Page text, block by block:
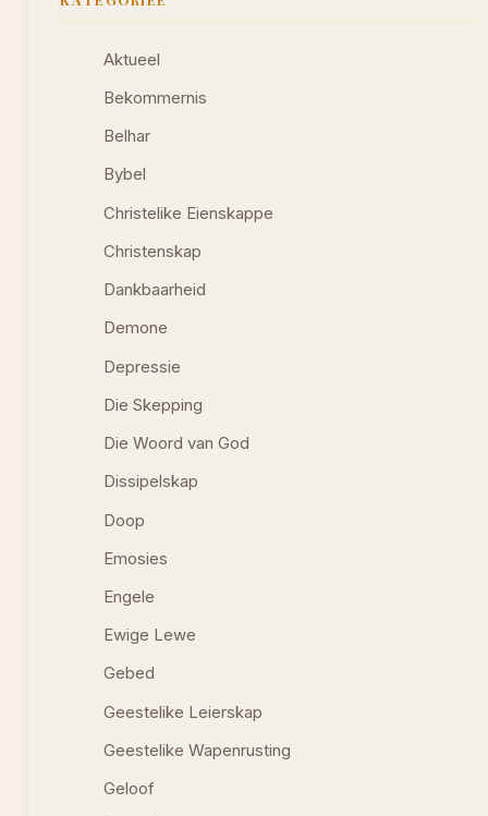
Aktueel
Bekommernis
Belhar
Bybel
Christelike Eienskappe
Christenskap
Dankbaarheid
Demone
Depressie
Die Skepping
Die Woord van God
Dissipelskap
Doop
Emosies
Engele
Ewige Lewe
Gebed
Geestelike Leierskap
Geestelike Wapenrusting
Geloof